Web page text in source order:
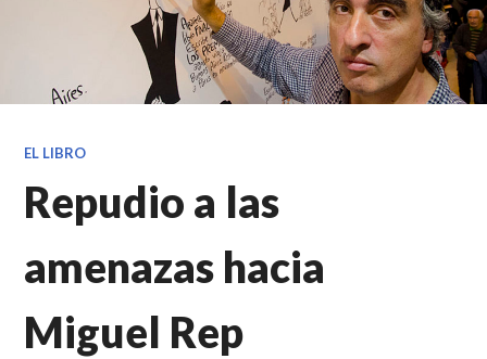
EL LIBRO
Repudio a las
amenazas hacia
Miguel Rep